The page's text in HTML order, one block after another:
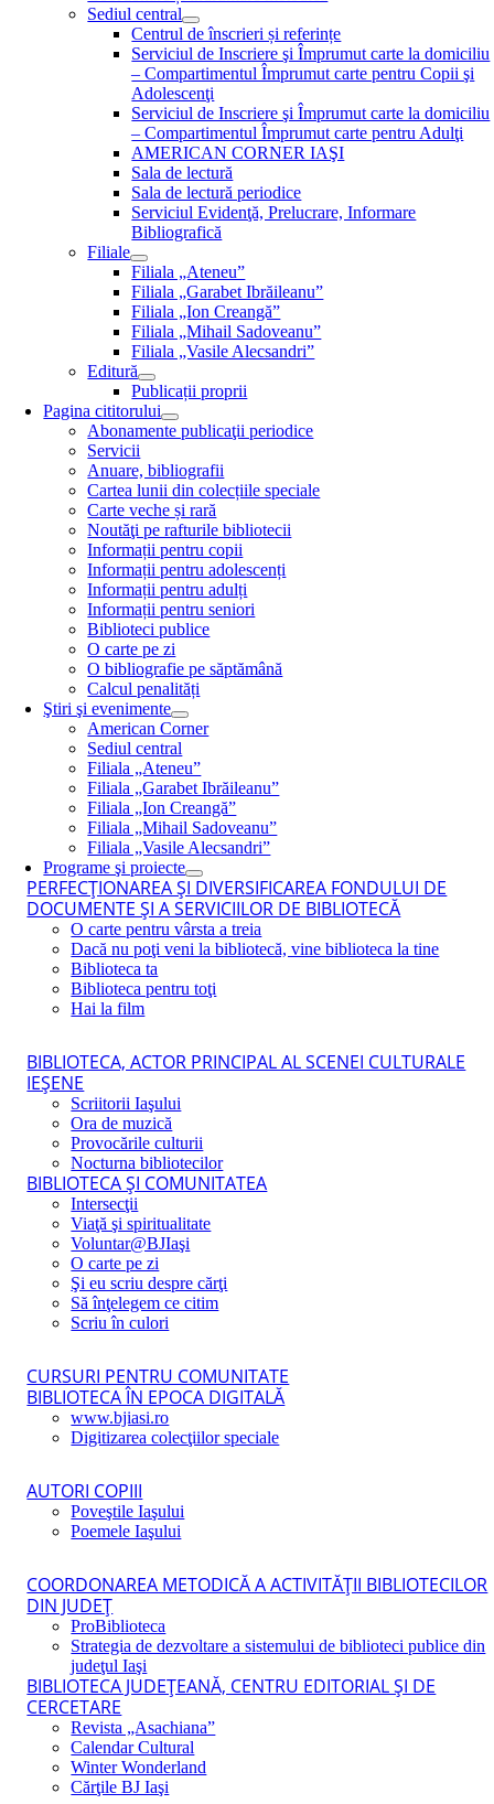
Sediul central
Centrul de înscrieri și referințe
Serviciul de Inscriere şi Împrumut carte la domiciliu
– Compartimentul Împrumut carte pentru Copii şi
Adolescenţi
Serviciul de Inscriere şi Împrumut carte la domiciliu
– Compartimentul Împrumut carte pentru Adulţi
AMERICAN CORNER IAŞI
Sala de lectură
Sala de lectură periodice
Serviciul Evidenţă, Prelucrare, Informare
Bibliografică
Filiale
Filiala „Ateneu”
Filiala „Garabet Ibrăileanu”
Filiala „Ion Creangă”
Filiala „Mihail Sadoveanu”
Filiala „Vasile Alecsandri”
Editură
Publicații proprii
Pagina cititorului
Abonamente publicaţii periodice
Servicii
Anuare, bibliografii
Cartea lunii din colecțiile speciale
Carte veche și rară
Noutăţi pe rafturile bibliotecii
Informații pentru copii
Informații pentru adolescenți
Informații pentru adulți
Informații pentru seniori
Biblioteci publice
O carte pe zi
O bibliografie pe săptămână
Calcul penalități
Ştiri şi evenimente
American Corner
Sediul central
Filiala „Ateneu”
Filiala „Garabet Ibrăileanu”
Filiala „Ion Creangă”
Filiala „Mihail Sadoveanu”
Filiala „Vasile Alecsandri”
Programe şi proiecte
PERFECŢIONAREA ŞI DIVERSIFICAREA FONDULUI DE
DOCUMENTE ŞI A SERVICIILOR DE BIBLIOTECĂ
O carte pentru vârsta a treia
Dacă nu poţi veni la bibliotecă, vine biblioteca la tine
Biblioteca ta
Biblioteca pentru toţi
Hai la film
BIBLIOTECA, ACTOR PRINCIPAL AL SCENEI CULTURALE
IEŞENE
Scriitorii Iaşului
Ora de muzică
Provocările culturii
Nocturna bibliotecilor
BIBLIOTECA ŞI COMUNITATEA
Intersecţii
Viaţă şi spiritualitate
Voluntar@BJIaşi
O carte pe zi
Şi eu scriu despre cărţi
Să înţelegem ce citim
Scriu în culori
CURSURI PENTRU COMUNITATE
BIBLIOTECA ÎN EPOCA DIGITALĂ
www.bjiasi.ro
Digitizarea colecţiilor speciale
AUTORI COPIII
Poveştile Iaşului
Poemele Iaşului
COORDONAREA METODICĂ A ACTIVITĂŢII BIBLIOTECILOR
DIN JUDEŢ
ProBiblioteca
Strategia de dezvoltare a sistemului de biblioteci publice din
judeţul Iaşi
BIBLIOTECA JUDEŢEANĂ, CENTRU EDITORIAL ŞI DE
CERCETARE
Revista „Asachiana”
Calendar Cultural
Winter Wonderland
Cărţile BJ Iaşi